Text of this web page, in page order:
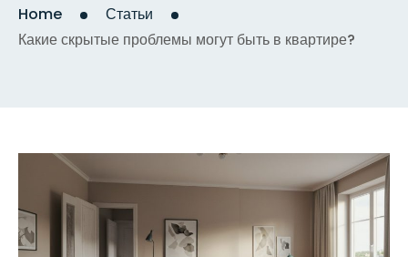
Home
Статьи
Какие скрытые проблемы могут быть в квартире?